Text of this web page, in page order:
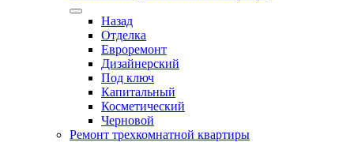
Назад
Отделка
Евроремонт
Дизайнерский
Под ключ
Капитальный
Косметический
Черновой
Ремонт трехкомнатной квартиры